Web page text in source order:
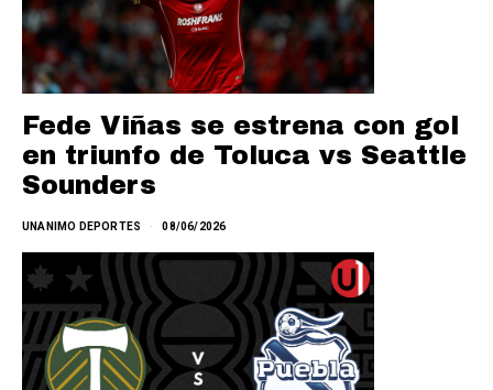
Fede Viñas se estrena con gol
en triunfo de Toluca vs Seattle
Sounders
UNANIMO DEPORTES 08/06/2026